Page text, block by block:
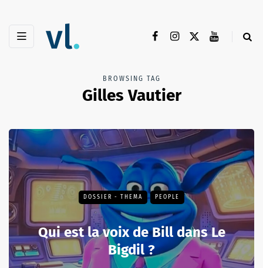
BROWSING TAG
Gilles Vautier
DOSSIER - THEMA PEOPLE
Qui est la voix de Bill dans Le
Bigdil ?